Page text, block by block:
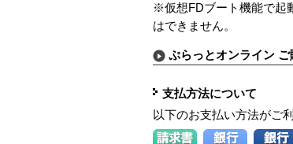
※仮想FDブート機能で起
はできません。
ぷらっとオンライン
支払方法について
以下のお支払い方法がご